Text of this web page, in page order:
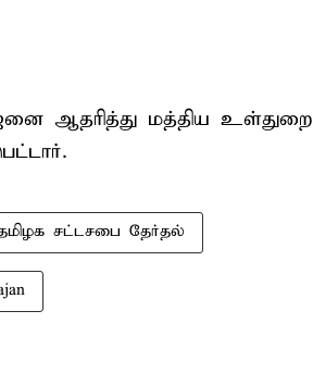
ஆதரித்து மத்திய உள்துறை
சட்டசபை தேர்தல்